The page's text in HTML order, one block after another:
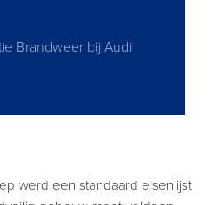
Brandweer bij Audi
werd een standaard eisenlijst